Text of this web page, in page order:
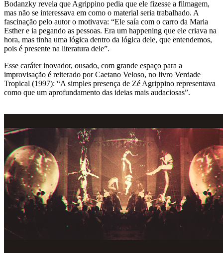
Bodanzky revela que Agrippino pedia que ele fizesse a filmagem,
mas não se interessava em como o material seria trabalhado. A
fascinação pelo autor o motivava: “Ele saía com o carro da Maria
Esther e ia pegando as pessoas. Era um happening que ele criava na
hora, mas tinha uma lógica dentro da lógica dele, que entendemos,
pois é presente na literatura dele”.
Esse caráter inovador, ousado, com grande espaço para a
improvisação é reiterado por Caetano Veloso, no livro Verdade
Tropical (1997): “A simples presença de Zé Agrippino representava
como que um aprofundamento das ideias mais audaciosas”.